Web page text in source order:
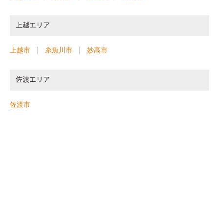
上越エリア
上越市 糸魚川市 妙高市
佐渡エリア
佐渡市